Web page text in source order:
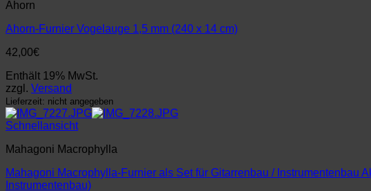
Ahorn
Ahorn-Furnier Vogelauge 1,5 mm (240 x 14 cm)
42,00€
Enthält 19% MwSt.
zzgl. Versand
Lieferzeit: nicht angegeben
Schnellansicht
Mahagoni Macrophylla
Mahagoni Macrophylla-Furnier als Set für Gitarrenbau / Instrumentenbau
Instrumentenbau)